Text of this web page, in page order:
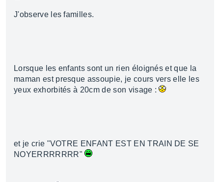
J'observe les familles.
Lorsque les enfants sont un rien éloignés et que la
maman est presque assoupie, je cours vers elle les
yeux exhorbités à 20cm de son visage :
et je crie "VOTRE ENFANT EST EN TRAIN DE SE
NOYERRRRRRR"